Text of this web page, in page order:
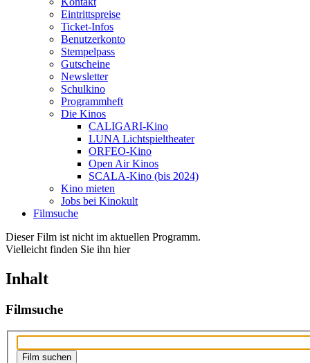
Eintrittspreise
Ticket-Infos
Benutzerkonto
Stempelpass
Gutscheine
Newsletter
Schulkino
Programmheft
Die Kinos
CALIGARI-Kino
LUNA Lichtspieltheater
ORFEO-Kino
Open Air Kinos
SCALA-Kino (bis 2024)
Kino mieten
Jobs bei Kinokult
Filmsuche
Dieser Film ist nicht im aktuellen Programm.
Vielleicht finden Sie ihn hier
Inhalt
Filmsuche